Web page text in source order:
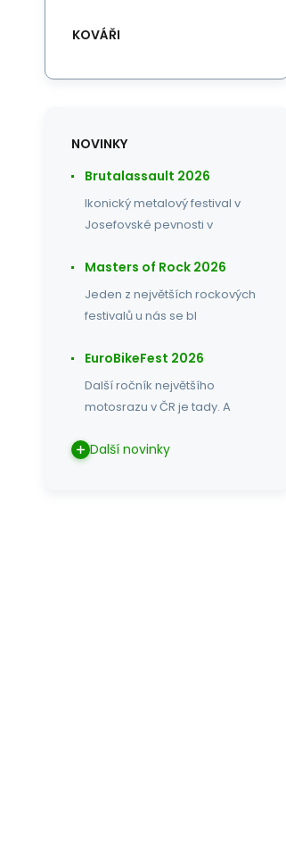
KOVÁŘI
NOVINKY
Brutalassault 2026
Ikonický metalový festival v
Josefovské pevnosti v
Masters of Rock 2026
Jeden z největších rockových
festivalů u nás se bl
EuroBikeFest 2026
Další ročník největšího
motosrazu v ČR je tady. A
Další novinky